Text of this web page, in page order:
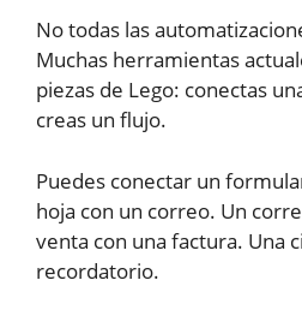
No todas las
Muchas herramientas
piezas de Lego: conectas
creas un flujo.
Puedes conectar un
hoja con un correo. Un
venta con una factura. Una
recordatorio.